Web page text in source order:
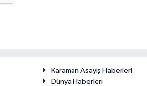
Karaman Asayiş Haberleri
Dünya Haberleri